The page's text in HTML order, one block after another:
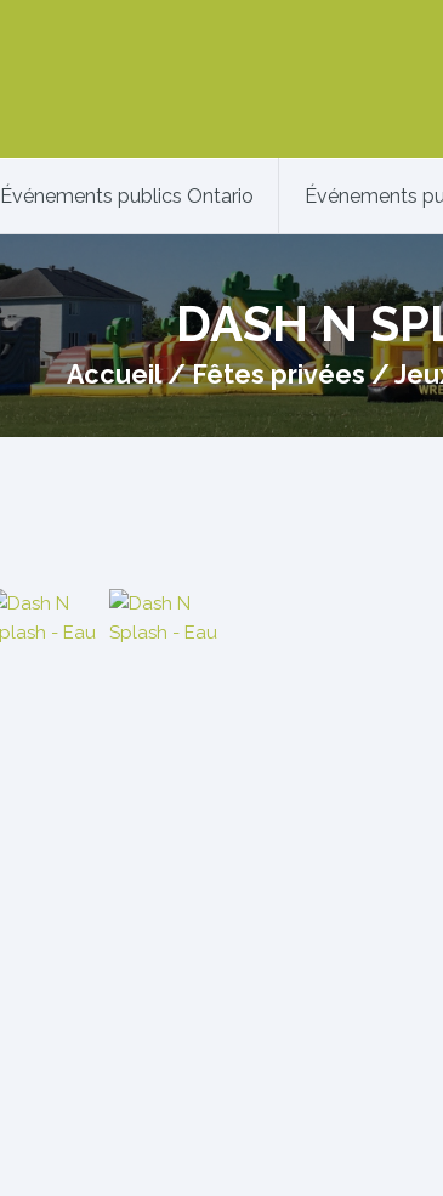
Événements publics Ontario Événements
DASH N
Accueil/Fêtes privées /